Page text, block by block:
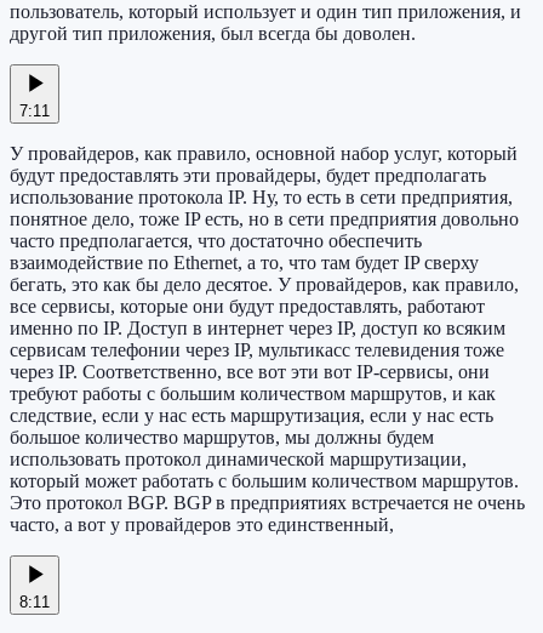
пользователь, который использует и один тип приложения, и
другой тип приложения, был всегда бы доволен.
7:11
У провайдеров, как правило, основной набор услуг, который
будут предоставлять эти провайдеры, будет предполагать
использование протокола IP. Ну, то есть в сети предприятия,
понятное дело, тоже IP есть, но в сети предприятия довольно
часто предполагается, что достаточно обеспечить
взаимодействие по Ethernet, а то, что там будет IP сверху
бегать, это как бы дело десятое. У провайдеров, как правило,
все сервисы, которые они будут предоставлять, работают
именно по IP. Доступ в интернет через IP, доступ ко всяким
сервисам телефонии через IP, мультикасс телевидения тоже
через IP. Соответственно, все вот эти вот IP-сервисы, они
требуют работы с большим количеством маршрутов, и как
следствие, если у нас есть маршрутизация, если у нас есть
большое количество маршрутов, мы должны будем
использовать протокол динамической маршрутизации,
который может работать с большим количеством маршрутов.
Это протокол BGP. BGP в предприятиях встречается не очень
часто, а вот у провайдеров это единственный,
8:11